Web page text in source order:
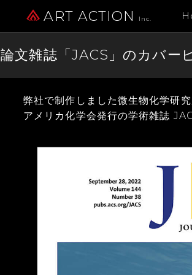
ART ACTION Inc.
論文雑誌「JACS」のカバー
弊社で制作しました微生物化学研
アメリカ化学会発行の学術雑誌